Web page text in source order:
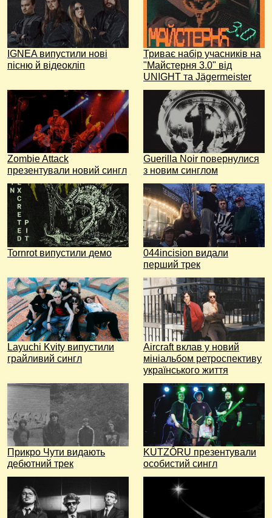
IGNEA випустили нові
пісню й відеокліп
Триває набір учасників на
"Майстерня 3.0" від
UNIGHT та Jägermeister
Zombie Attack
презентували новий сингл
Guerilla Noir повернулися
з новим синглом
Tornrot випустили демо
044incision видали
перший трек
Layuchi Kvity випустили
грайливий сингл
Aircraft вклав у новий
мініальбом ретроспективу
українського життя
Прикро Чути видають
дебютний трек
KUTZÔRU презентували
особистий сингл